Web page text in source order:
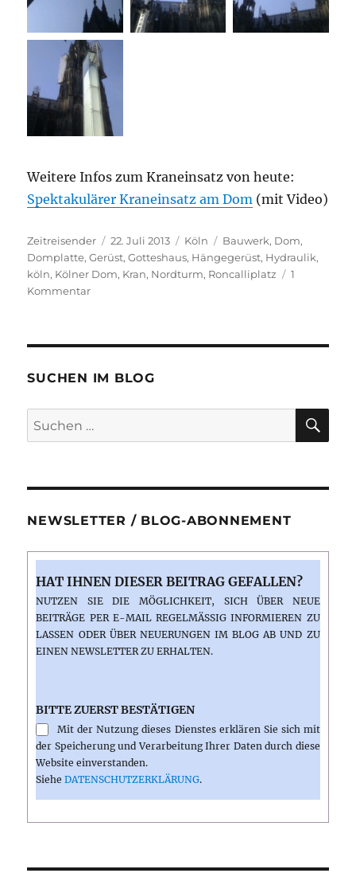
Weitere Infos zum Kraneinsatz von heute:
Spektakulärer Kraneinsatz am Dom (mit Video)
Autor
Zeitreisender
Veröffentlicht
am
22. Juli 2013 Kategorien
Köln Schlagwörter
Bauwerk, Dom,
Domplatte,Gerüst,Gotteshaus, Hängegerüst, Hydraulik,
köln, Kölner Dom, Kran, Nordturm, Roncalliplatz
1
Kommentarzu
SUCHEN IM BLOG
Suchen
nach:
NEWSLETTER / BLOG-ABONNEMENT
HAT IHNEN DIESER BEITRAG GEFALLEN?
NUTZEN SIE DIE MÖGLICHKEIT, SICH ÜBER NEUE
BEITRÄGE PER E-MAIL REGELMÄSSIG INFORMIEREN ZU L
ASSEN ODER ÜBER NEUERUNGEN IM BLOG AB UND ZU E
INEN NEWSLETTER ZU ERHALTEN.
BITTE ZUERST BESTÄTIGEN
Mit der Nutzung dieses Dienstes erklären Sie sich mit
der Speicherung und Verarbeitung Ihrer Daten durch diese
Website einverstanden.
SieheDATENSCHUTZERKLÄRUNG.